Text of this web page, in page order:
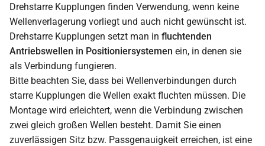
Drehstarre Kupplungen finden Verwendung, wenn keine
Wellenverlagerung vorliegt und auch nicht gewünscht ist.
Drehstarre Kupplungen setzt man in fluchtenden
Antriebswellen in Positioniersystemen ein, in denen sie
als Verbindung fungieren.
Bitte beachten Sie, dass bei Wellenverbindungen durch
starre Kupplungen die Wellen exakt fluchten müssen. Die
Montage wird erleichtert, wenn die Verbindung zwischen
zwei gleich großen Wellen besteht. Damit Sie einen
zuverlässigen Sitz bzw. Passgenauigkeit erreichen, ist eine